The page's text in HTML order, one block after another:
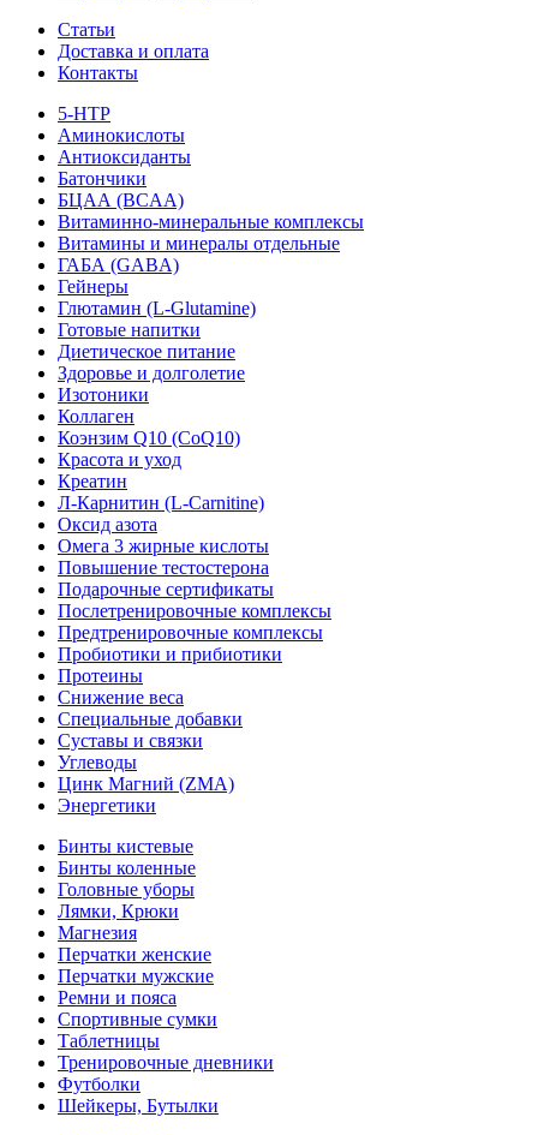
Статьи
Доставка и оплата
Контакты
5-HTP
Аминокислоты
Антиоксиданты
Батончики
БЦАА (BCAA)
Витаминно-минеральные комплексы
Витамины и минералы отдельные
ГАБА (GABA)
Гейнеры
Глютамин (L-Glutamine)
Готовые напитки
Диетическое питание
Здоровье и долголетие
Изотоники
Коллаген
Коэнзим Q10 (CoQ10)
Красота и уход
Креатин
Л-Карнитин (L-Сarnitine)
Оксид азота
Омега 3 жирные кислоты
Повышение тестостерона
Подарочные сертификаты
Послетренировочные комплексы
Предтренировочные комплексы
Пробиотики и прибиотики
Протеины
Снижение веса
Специальные добавки
Суставы и связки
Углеводы
Цинк Магний (ZMA)
Энергетики
Бинты кистевые
Бинты коленные
Головные уборы
Лямки, Крюки
Магнезия
Перчатки женские
Перчатки мужские
Ремни и пояса
Спортивные сумки
Таблетницы
Тренировочные дневники
Футболки
Шейкеры, Бутылки